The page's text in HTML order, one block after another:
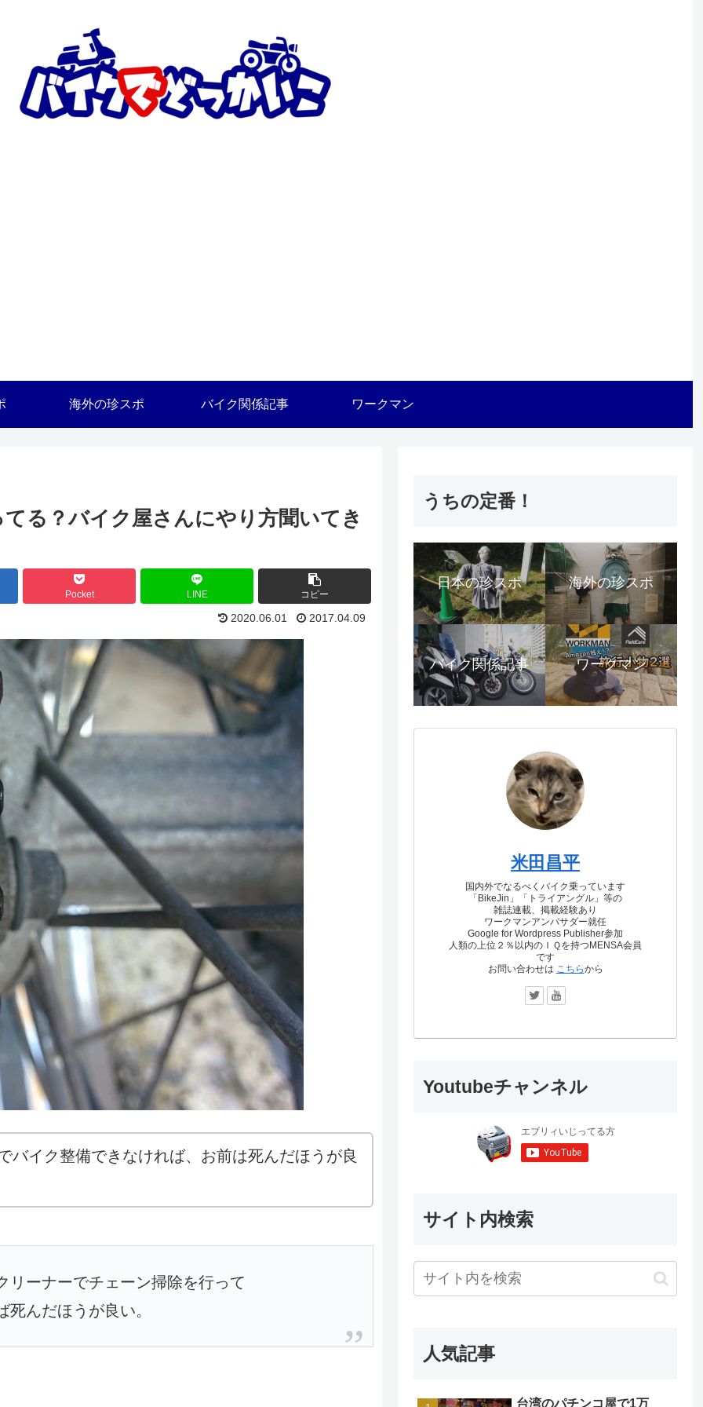
海外の珍スポ バイク関係記事 ワークマン
る？バイク屋さんにやり方聞いてき
Pocket LINE コピー
2020.06.01 2017.04.09
バイク整備できなければ、お前は死んだほうが良
リーナーでチェーン掃除を行って
んだほうが良い。
うちの定番！
日本の珍スポ 海外の珍スポ
バイク関係記事 ワークマン
米田昌平
国内外でなるべくバイク乗っています
「BikeJin」「トライアングル」等の
雑誌連載、掲載経験あり
ワークマンアンバサダー就任
Google for Wordpress Publisher参加
人類の上位２％以内のＩＱを持つMENSA会員
です
お問い合わせは こちらから
Youtubeチャンネル
サイト内検索
人気記事
台湾のパチンコ屋で1万